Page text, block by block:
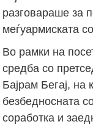
разговараше за
меѓуармиската
Во рамки на
средба со
Бајрам Бегај, на
безбедносната
соработка и